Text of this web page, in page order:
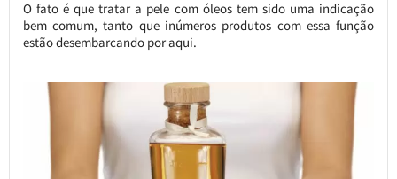
O fato é que tratar a pele com óleos tem sido uma indicação
bem comum, tanto que inúmeros produtos com essa função
estão desembarcando por aqui.